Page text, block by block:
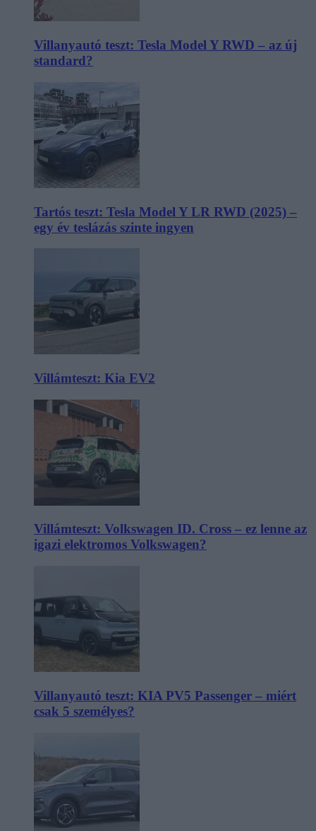
Villanyautó teszt: Tesla Model Y RWD – az új
standard?
Tartós teszt: Tesla Model Y LR RWD (2025) –
egy év teslázás szinte ingyen
Villámteszt: Kia EV2
Villámteszt: Volkswagen ID. Cross – ez lenne az
igazi elektromos Volkswagen?
Villanyautó teszt: KIA PV5 Passenger – miért
csak 5 személyes?